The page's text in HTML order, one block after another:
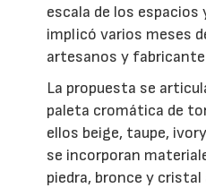
escala de los espacios
implicó varios meses
artesanos y
La propuesta se
paleta cromática de
ellos beige, taupe,
se incorporan
piedra, bronce y